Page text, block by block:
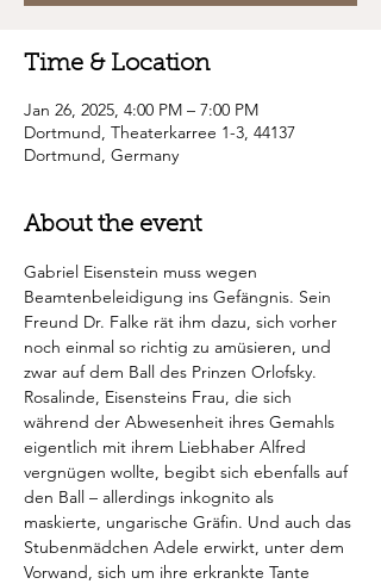
Time & Location
Jan 26, 2025, 4:00 PM – 7:00 PM
Dortmund, Theaterkarree 1-3, 44137
Dortmund, Germany
About the event
Gabriel Eisenstein muss wegen
Beamtenbeleidigung ins Gefängnis. Sein
Freund Dr. Falke rät ihm dazu, sich vorher
noch einmal so richtig zu amüsieren, und
zwar auf dem Ball des Prinzen Orlofsky.
Rosalinde, Eisensteins Frau, die sich
während der Abwesenheit ihres Gemahls
eigentlich mit ihrem Liebhaber Alfred
vergnügen wollte, begibt sich ebenfalls auf
den Ball – allerdings inkognito als
maskierte, ungarische Gräfin. Und auch das
Stubenmädchen Adele erwirkt, unter dem
Vorwand, sich um ihre erkrankte Tante